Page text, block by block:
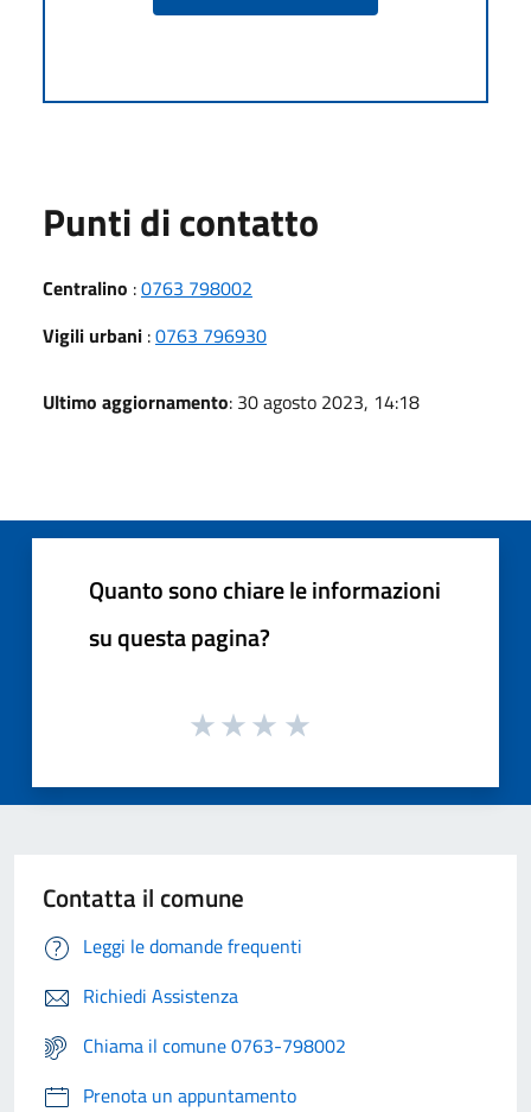
Punti di contatto
Centralino :0763 798002
Vigili urbani :0763 796930
Ultimo aggiornamento: 30 agosto 2023, 14:18
Quanto sono chiare le informazioni
su questa pagina?
Contatta il comune
Leggi le domande frequenti
Richiedi Assistenza
Chiama il comune 0763-798002
Prenota un appuntamento